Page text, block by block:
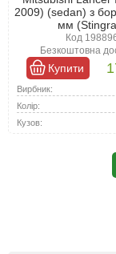
2009) (sedan) з
мм
Код
Безкоштовна
Купити
Вирбник:
Колір:
Кузов: